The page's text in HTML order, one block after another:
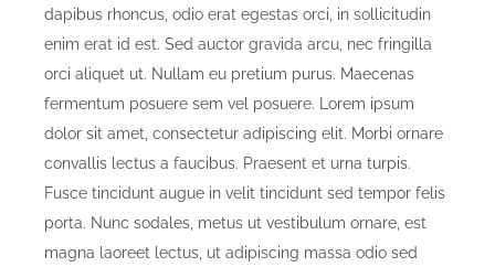
dapibus rhoncus, odio erat egestas orci, in sollicitudin
enim erat id est. Sed auctor gravida arcu, nec fringilla
orci aliquet ut. Nullam eu pretium purus. Maecenas
fermentum posuere sem vel posuere. Lorem ipsum
dolor sit amet, consectetur adipiscing elit. Morbi ornare
convallis lectus a faucibus. Praesent et urna turpis.
Fusce tincidunt augue in velit tincidunt sed tempor felis
porta. Nunc sodales, metus ut vestibulum ornare, est
magna laoreet lectus, ut adipiscing massa odio sed